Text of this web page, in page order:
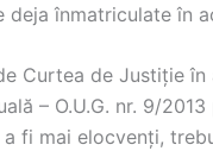
înmatriculate în
Curtea de Justiție
– O.U.G. nr. 9/
fi mai elocvenți,